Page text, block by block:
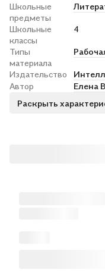
Школьные
предметы
Школьные
классы
4
Типы
материала
Издательство
Автор
Елена
Раскрыть